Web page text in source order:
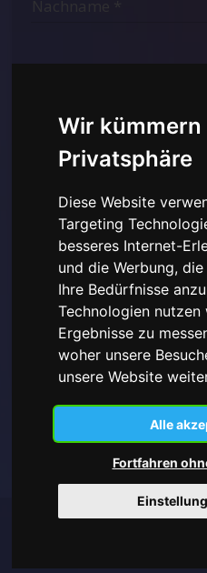
Wir
Privatsphäre
Diese Website
Targeting
besseres Internet-
und die Werbung,
Ihre Bedürfnisse
Technologien nutzen
Ergebnisse zu
woher unsere
unsere Website
Alle
Fortfahren
Ich habe die
verstandenund stimme
bereitgestellten
Abonnieren
All Rights